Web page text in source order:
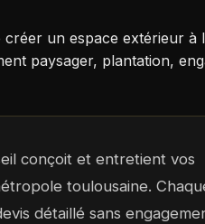
un espace extérieur à
paysager, plantation,
conçoit et entretient vos
toulousaine.
détaillé sans